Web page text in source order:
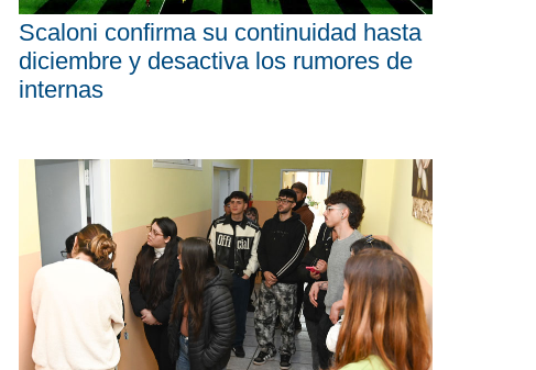
Scaloni confirma su continuidad hasta
diciembre y desactiva los rumores de
internas